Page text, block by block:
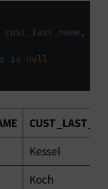
cust_last_name ,
is
null
Kessel
Koch